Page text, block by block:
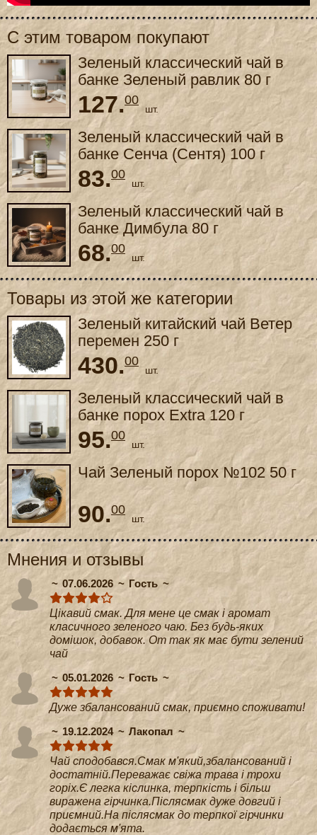
С этим товаром покупают
Зеленый классический чай в
банке Зеленый равлик 80 г
127.00
шт.
Зеленый классический чай в
банке Сенча (Сентя) 100 г
83.00
шт.
Зеленый классический чай в
банке Димбула 80 г
68.00
шт.
Товары из этой же категории
Зеленый китайский чай Ветер
перемен 250 г
430.00
шт.
Зеленый классический чай в
банке порох Extra 120 г
95.00
шт.
Чай Зеленый порох №102 50 г
90.00
шт.
Мнения и отзывы
07.06.2026 Гость
Цікавий смак. Для мене це смак і аромат
класичного зеленого чаю. Без будь-яких
домішок, добавок. От так як має бути зелений
чай
05.01.2026
Гость
Дуже збалансований смак, приємно споживати!
19.12.2024
Лакопал
Чай сподобався.Смак м'який,збалансований і
достатній.Переважає свіжа трава і трохи
горіх.Є легка кіслинка, терпкість і більш
виражена гірчинка.Післясмак дуже довгий і
приємний.На післясмак до терпкої гірчинки
додається м'ята.